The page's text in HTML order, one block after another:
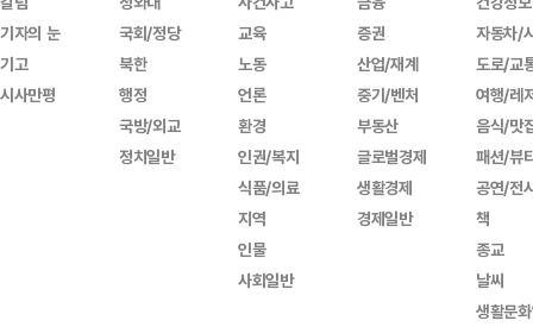
기자의 눈
기고
시사만평
국회/정당
북한
행정
국방/외교
정치일반
교육
노동
언론
환경
인권/복지
식품/의료
지역
인물
사회일반
증권
산업/재계
중기/벤처
부동산
글로벌경제
생활경제
경제일반
자동차/
도로/교
여행/레
음식/맛
패션/뷰
공연/전
책
종교
날씨
생활문